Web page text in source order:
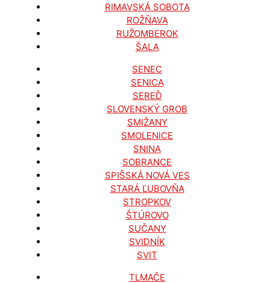
RIMAVSKÁ SOBOTA
ROŽŇAVA
RUŽOMBEROK
ŠALA
SENEC
SENICA
SEREĎ
SLOVENSKÝ GROB
SMIŽANY
SMOLENICE
SNINA
SOBRANCE
SPIŠSKÁ NOVÁ VES
STARÁ ĽUBOVŇA
STROPKOV
ŠTÚROVO
SUČANY
SVIDNÍK
SVIT
TLMAČE